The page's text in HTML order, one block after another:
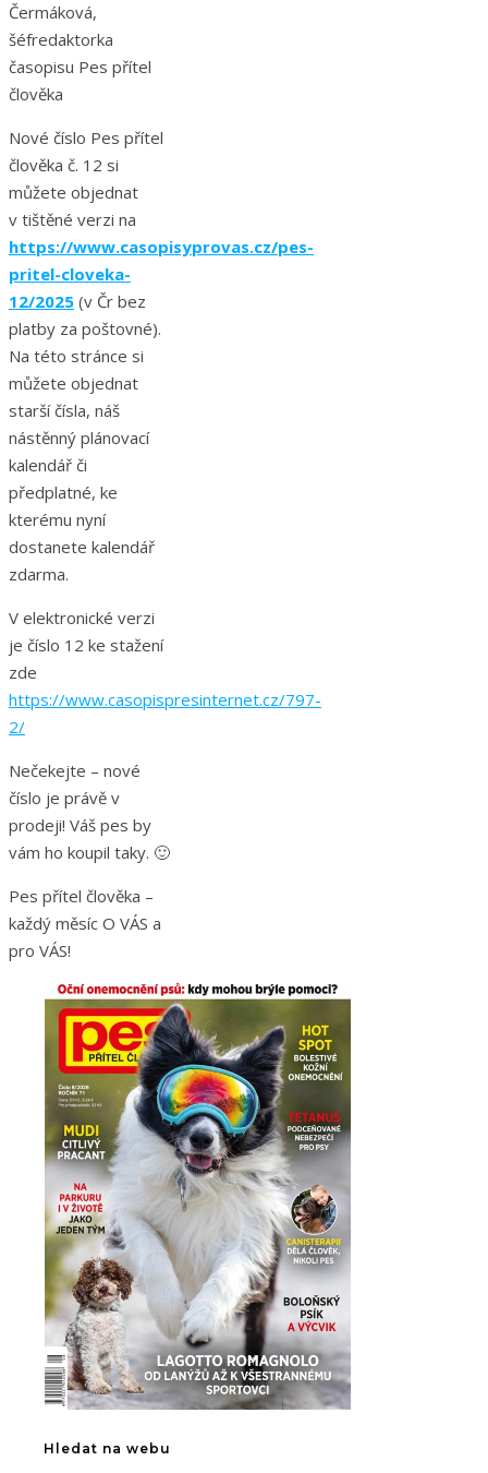
Čermáková,
šéfredaktorka
časopisu Pes přítel
člověka
Nové číslo Pes přítel
člověka č. 12 si
můžete objednat
v tištěné verzi na
https://www.casopisyprovas.cz/pes-
pritel-cloveka-
12/2025 (v Čr bez
platby za poštovné).
Na této stránce si
můžete objednat
starší čísla, náš
nástěnný plánovací
kalendář či
předplatné, ke
kterému nyní
dostanete kalendář
zdarma.
V elektronické verzi
je číslo 12 ke stažení
zde
https://www.casopispresinternet.cz/797-
2/
Nečekejte – nové
číslo je právě v
prodeji! Váš pes by
vám ho koupil taky. 🙂
Pes přítel člověka –
každý měsíc O VÁS a
pro VÁS!
Hledat na webu